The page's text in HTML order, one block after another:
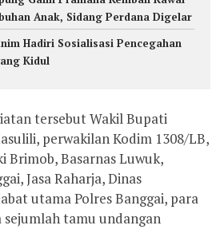
Anak, Sidang Perdana Digelar
Hadiri Sosialisasi Pencegahan
Kidul
tersebut Wakil Bupati
perwakilan Kodim 1308/LB,
Brimob, Basarnas Luwuk,
Jasa Raharja, Dinas
utama Polres Banggai, para
sejumlah tamu undangan